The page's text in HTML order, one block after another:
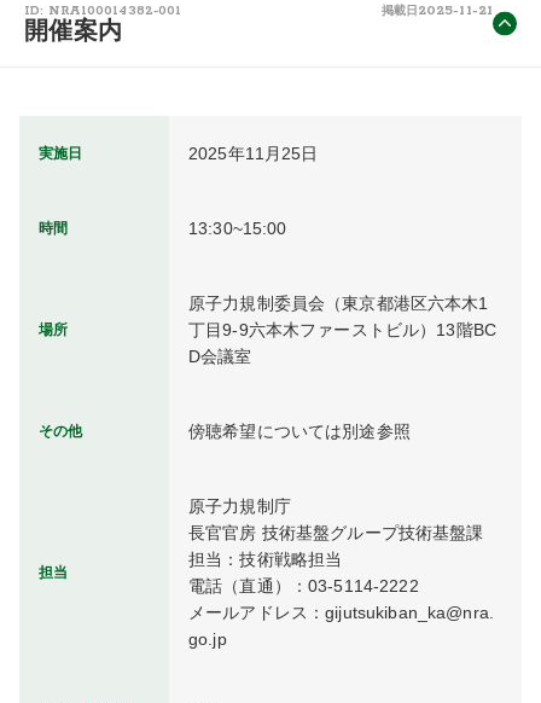
ID: NRA100014382-001 掲載日 2025-11-21
開催案内
実施日 2025年11月25日
時間 13:30~15:00
場所
原子力規制委員会（東京都港区六本木1
丁目9-9六本木ファーストビル）13階BC
D会議室
その他 傍聴希望については別途参照
担当
原子力規制庁
長官官房 技術基盤グループ技術基盤課
担当：技術戦略担当
電話（直通）：03-5114-2222
メールアドレス：gijutsukiban_ka@nra.
go.jp